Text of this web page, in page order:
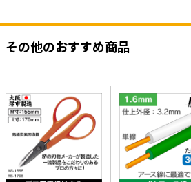
その他のおすすめ商品